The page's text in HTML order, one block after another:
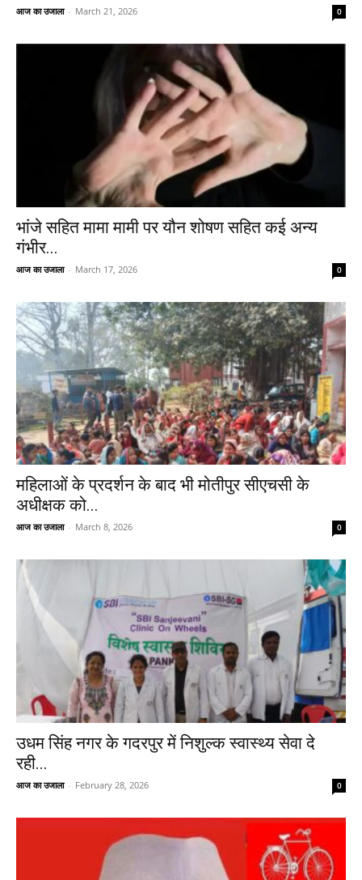
आज का उजाला - March 21, 2026 0
भांजे सहित मामा मामी पर यौन शोषण सहित कई अन्य
गंभीर...
आज का उजाला - March 17, 2026 0
महिलाओं के प्रदर्शन के बाद भी मोतीपुर सीएचसी के
अधीक्षक को...
आज का उजाला - March 8, 2026 0
उधम सिंह नगर के गदरपुर में निशुल्क स्वास्थ्य सेवा दे
रही...
आज का उजाला - February 28, 2026 0